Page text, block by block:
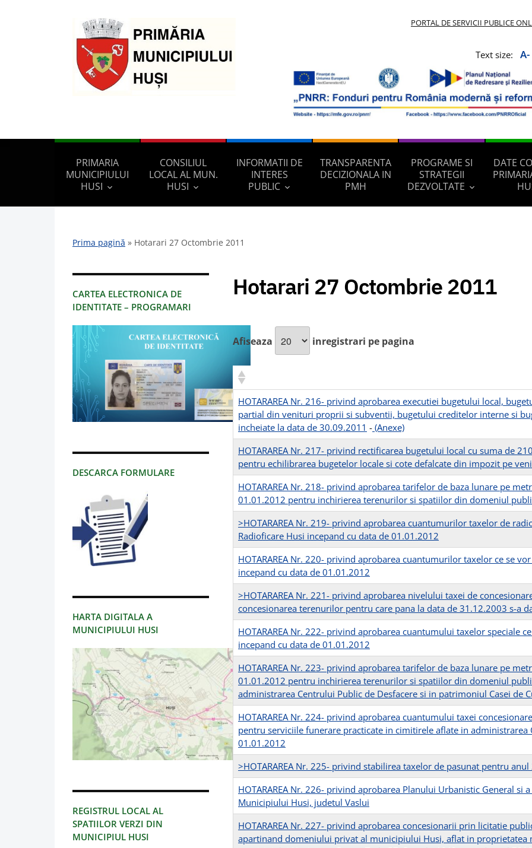
PORTAL DE SERVICII PUBLICE
Text size: A-
PRIMARIA
MUNICIPIULUI
HUSI
CONSILIUL
LOCAL AL MUN.
HUSI
INFORMATII DE
INTERES
PUBLIC
TRANSPARENTA
DECIZIONALA IN
PMH
PROGRAME SI
STRATEGII
DEZVOLTATE
DATE
Prima pagină » Hotarari 27 Octombrie 2011
CARTEA ELECTRONICA DE
IDENTITATE – PROGRAMARI
DESCARCA FORMULARE
HARTA DIGITALA A
MUNICIPIULUI HUSI
REGISTRUL LOCAL AL
SPATIILOR VERZI DIN
MUNICIPIUL HUSI
Hotarari 27 Octombrie 2011
Afiseaza inregistrari pe pagina
HOTARAREA Nr. 216- privind aprobarea executiei bugetului local,
partial din venituri proprii si subventii, bugetului creditelor interne si
incheiate la data de 30.09.2011 - (Anexe)
HOTARAREA Nr. 217- privind rectificarea bugetului local cu suma de
pentru echilibrarea bugetelor locale si cote defalcate din impozit pe
HOTARAREA Nr. 218- privind aprobarea tarifelor de baza lunare pe
01.01.2012 pentru inchirierea terenurilor si spatiilor din domeniul
>HOTARAREA Nr. 219- privind aprobarea cuantumurilor taxelor de
Radioficare Husi incepand cu data de 01.01.2012
HOTARAREA Nr. 220- privind aprobarea cuantumurilor taxelor ce se
incepand cu data de 01.01.2012
>HOTARAREA Nr. 221- privind aprobarea nivelului taxei de
concesionarea terenurilor pentru care pana la data de 31.12.2003 s-a
HOTARAREA Nr. 222- privind aprobarea cuantumului taxelor speciale
incepand cu data de 01.01.2012
HOTARAREA Nr. 223- privind aprobarea tarifelor de baza lunare pe
01.01.2012 pentru inchirierea terenurilor si spatiilor din domeniul
administrarea Centrului Public de Desfacere si in patrimoniul Casei de
HOTARAREA Nr. 224- privind aprobarea cuantumului taxei
pentru serviciile funerare practicate in cimitirele aflate in administrarea
01.01.2012
>HOTARAREA Nr. 225- privind stabilirea taxelor de pasunat pentru anul
HOTARAREA Nr. 226- privind aprobarea Planului Urbanistic General si
Municipiului Husi, judetul Vaslui
HOTARAREA Nr. 227- privind aprobarea concesionarii prin licitatie
apartinand domeniului privat al municipiului Husi, aflat in